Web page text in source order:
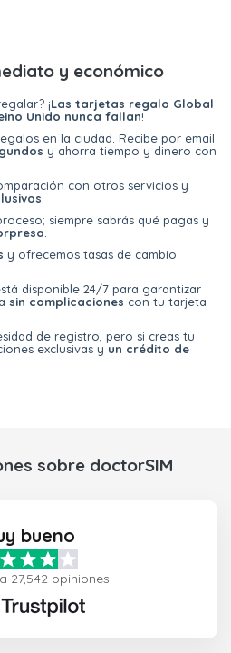
y económico
¡Las tarjetas regalo Global
Unido nunca fallan!
en la ciudad. Recibe por email
y ahorra tiempo y dinero con
con otros servicios y
siempre sabrás qué pagas y
y ofrecemos tasas de cambio
disponible 24/7 para garantizar
sin complicaciones con tu tarjeta
de registro, pero si creas tu
exclusivas yun crédito de
sobre doctorSIM
bueno
27,542 opiniones